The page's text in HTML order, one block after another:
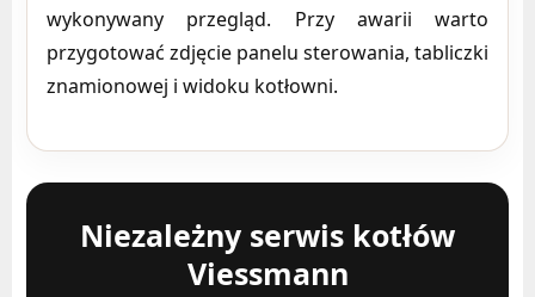
wykonywany przegląd. Przy awarii warto
przygotować zdjęcie panelu sterowania, tabliczki
znamionowej i widoku kotłowni.
Niezależny serwis kotłów
Viessmann